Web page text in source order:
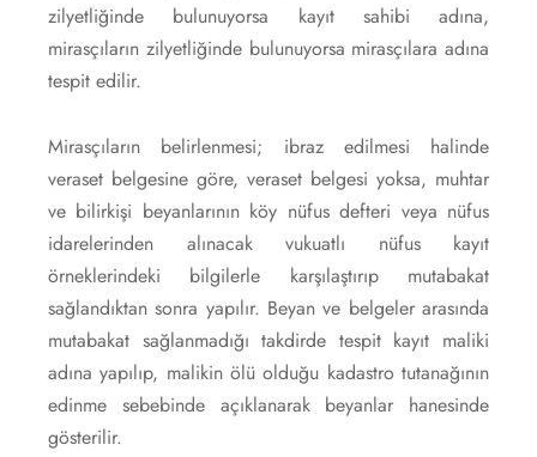
zilyetliğinde bulunuyorsa kayıt sahibi adına,
mirasçıların zilyetliğinde bulunuyorsa mirasçılara adına
tespit edilir.
Mirasçıların belirlenmesi; ibraz edilmesi halinde
veraset belgesine göre, veraset belgesi yoksa, muhtar
ve bilirkişi beyanlarının köy nüfus defteri veya nüfus
idarelerinden alınacak vukuatlı nüfus kayıt
örneklerindeki bilgilerle karşılaştırıp mutabakat
sağlandıktan sonra yapılır. Beyan ve belgeler arasında
mutabakat sağlanmadığı takdirde tespit kayıt maliki
adına yapılıp, malikin ölü olduğu kadastro tutanağının
edinme sebebinde açıklanarak beyanlar hanesinde
gösterilir.